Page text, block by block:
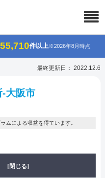
55,710件以上※2026年8月時点
最終更新日： 2022.12.6
大阪市
ムによる収益を得ています。
[閉じる]